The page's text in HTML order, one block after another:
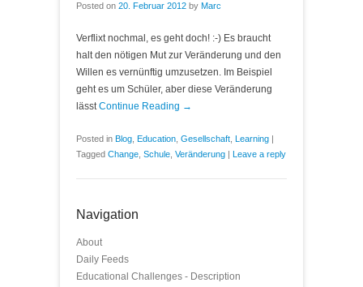
Posted on 20. Februar 2012 by Marc
Verflixt nochmal, es geht doch! :-) Es braucht
halt den nötigen Mut zur Veränderung und den
Willen es vernünftig umzusetzen. Im Beispiel
geht es um Schüler, aber diese Veränderung
lässtContinue Reading →
Posted in Blog Education Gesellschaft Learning |
Tagged Change Schule Veränderung | Leave a reply
Navigation
About
Daily Feeds
Educational Challenges - Description